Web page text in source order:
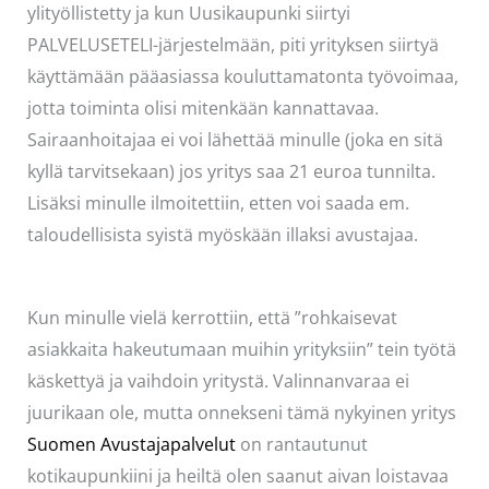
ylityöllistetty ja kun Uusikaupunki siirtyi
PALVELUSETELI-järjestelmään, piti yrityksen siirtyä
käyttämään pääasiassa kouluttamatonta työvoimaa,
jotta toiminta olisi mitenkään kannattavaa.
Sairaanhoitajaa ei voi lähettää minulle (joka en sitä
kyllä tarvitsekaan) jos yritys saa 21 euroa tunnilta.
Lisäksi minulle ilmoitettiin, etten voi saada em.
taloudellisista syistä myöskään illaksi avustajaa.
Kun minulle vielä kerrottiin, että ”rohkaisevat
asiakkaita hakeutumaan muihin yrityksiin” tein työtä
käskettyä ja vaihdoin yritystä. Valinnanvaraa ei
juurikaan ole, mutta onnekseni tämä nykyinen yritys
Suomen Avustajapalvelut on rantautunut
kotikaupunkiini ja heiltä olen saanut aivan loistavaa